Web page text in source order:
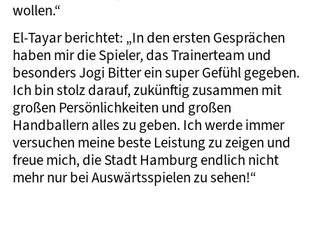
wollen.“
El-Tayar berichtet: „In den ersten Gesprächen
haben mir die Spieler, das Trainerteam und
besonders Jogi Bitter ein super Gefühl gegeben.
Ich bin stolz darauf, zukünftig zusammen mit
großen Persönlichkeiten und großen
Handballern alles zu geben. Ich werde immer
versuchen meine beste Leistung zu zeigen und
freue mich, die Stadt Hamburg endlich nicht
mehr nur bei Auswärtsspielen zu sehen!“